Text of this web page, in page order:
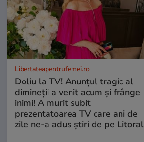
Libertateapentrufemei.ro
Doliu la TV! Anunțul tragic al
dimineții a venit acum și frânge
inimi! A murit subit
prezentatoarea TV care ani de
zile ne-a adus știri de pe Litoral